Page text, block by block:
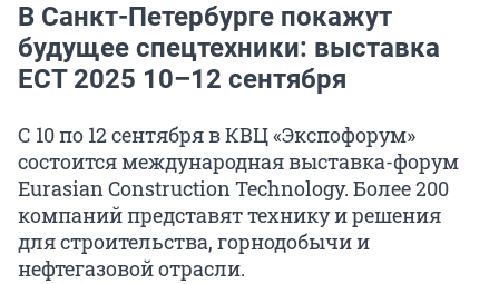
В Санкт-Петербурге покажут
будущее спецтехники: выставка
ECT 2025 10–12 сентября
С 10 по 12 сентября в КВЦ «Экспофорум»
состоится международная выставка-форум
Eurasian Construction Technology. Более 200
компаний представят технику и решения
для строительства, горнодобычи и
нефтегазовой отрасли.